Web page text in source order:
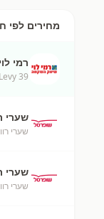
מחירים לפי
רמי לוי
39
שערי
שערי
שערי
שערי